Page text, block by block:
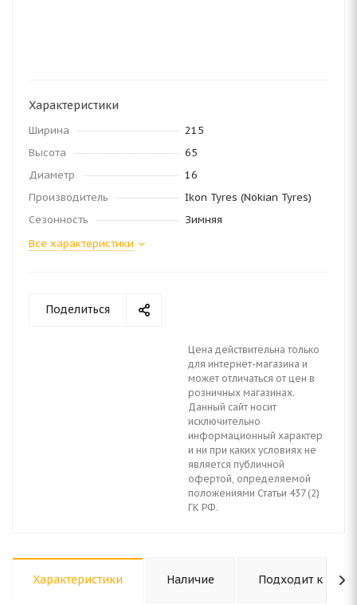
Характеристики
Ширина
215
Высота
65
Диаметр
16
Производитель
Ikon Tyres (Nokian Tyres)
Сезонность
Зимняя
Все характеристики
Поделиться
Цена действительна только
для интернет-магазина и
может отличаться от цен в
розничных магазинах.
Данный сайт носит
исключительно
информационный характер
и ни при каких условиях не
является публичной
офертой, определяемой
положениями Статьи 437 (2)
ГК РФ.
Характеристики Наличие Подходит к авто